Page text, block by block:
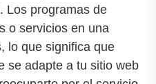
Los programas de
o servicios en una
lo que significa que
se adapte a tu sitio web